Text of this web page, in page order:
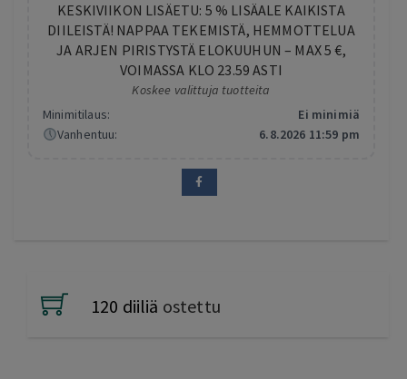
KESKIVIIKON LISÄETU: 5 % LISÄALE KAIKISTA
DIILEISTÄ! NAPPAA TEKEMISTÄ, HEMMOTTELUA
JA ARJEN PIRISTYSTÄ ELOKUUHUN – MAX 5 €,
VOIMASSA KLO 23.59 ASTI
Koskee valittuja tuotteita
Minimitilaus:
Ei minimiä
Vanhentuu:
6.8.2026 11:59 pm
120 diiliä ostettu